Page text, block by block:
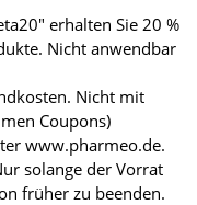
erhalten Sie 20 %
Nicht anwendbar
Nicht mit
Coupons)
www.pharmeo.de.
solange der Vorrat
früher zu beenden.